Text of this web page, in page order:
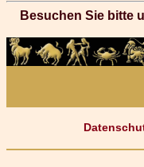
Besuchen Sie bitte